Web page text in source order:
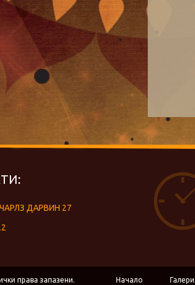
ДАРВИН 27
права запазени. Начало